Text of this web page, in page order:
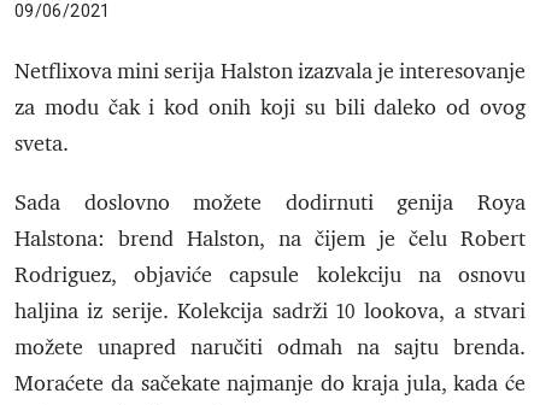
09/06/2021
Netflixova mini serija Halston izazvala je interesovanje
za modu čak i kod onih koji su bili daleko od ovog
sveta.
Sada doslovno možete dodirnuti genija Roya
Halstona: brend Halston, na čijem je čelu Robert
Rodriguez, objaviće capsule kolekciju na osnovu
haljina iz serije. Kolekcija sadrži 10 lookova, a stvari
možete unapred naručiti odmah na sajtu brenda.
Moraćete da sačekate najmanje do kraja jula, kada će